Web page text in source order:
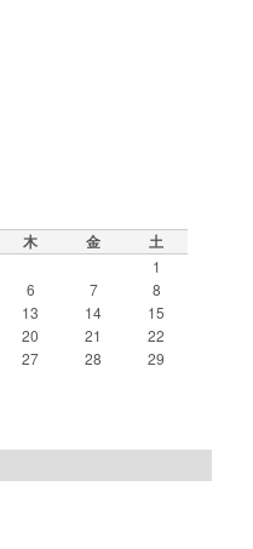
木 金 土
1
6 7
8
13 14
15
20 21
22
27 28
29